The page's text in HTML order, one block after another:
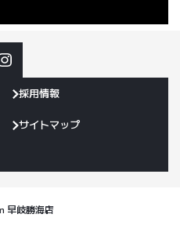
採用情報
サイトマップ
早岐勝海店